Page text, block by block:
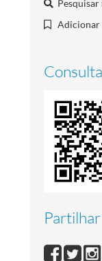
Adicionar
Partilhar